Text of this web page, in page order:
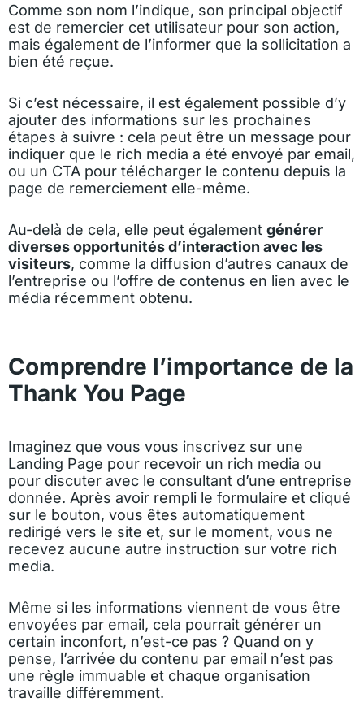
Comme son nom l’indique, son principal objectif
est de remercier cet utilisateur pour son action,
mais également de l’informer que la sollicitation a
bien été reçue.
Si c’est nécessaire, il est également possible d’y
ajouter des informations sur les prochaines
étapes à suivre : cela peut être un message pour
indiquer que le rich media a été envoyé par email,
ou un CTA pour télécharger le contenu depuis la
page de remerciement elle-même.
Au-delà de cela, elle peut également générer
diverses opportunités d’interaction avec les
visiteurs, comme la diffusion d’autres canaux de
l’entreprise ou l’offre de contenus en lien avec le
média récemment obtenu.
Comprendre l’importance de la
Thank You Page
Imaginez que vous vous inscrivez sur une
Landing Page pour recevoir un rich media ou
pour discuter avec le consultant d’une entreprise
donnée. Après avoir rempli le formulaire et cliqué
sur le bouton, vous êtes automatiquement
redirigé vers le site et, sur le moment, vous ne
recevez aucune autre instruction sur votre rich
media.
Même si les informations viennent de vous être
envoyées par email, cela pourrait générer un
certain inconfort, n’est-ce pas ? Quand on y
pense, l’arrivée du contenu par email n’est pas
une règle immuable et chaque organisation
travaille différemment.